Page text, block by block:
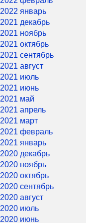
2022 январь
2021 декабрь
2021 ноябрь
2021 октябрь
2021 сентябрь
2021 август
2021 июль
2021 июнь
2021 май
2021 апрель
2021 март
2021 февраль
2021 январь
2020 декабрь
2020 ноябрь
2020 октябрь
2020 сентябрь
2020 август
2020 июль
2020 июнь